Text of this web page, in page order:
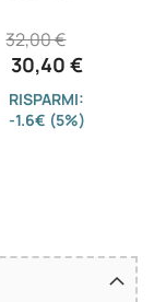
30,40 €
32,00 €
RISPARMI:
-1.6€ (5%)